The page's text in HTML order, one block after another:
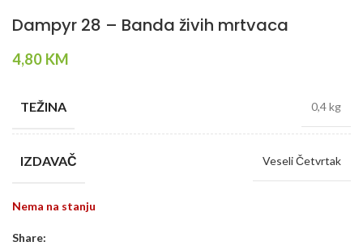
Dampyr 28 – Banda živih mrtvaca
4,80 KM
TEŽINA 0,4 kg
IZDAVAČ Veseli Četvrtak
Nema na stanju
Share: